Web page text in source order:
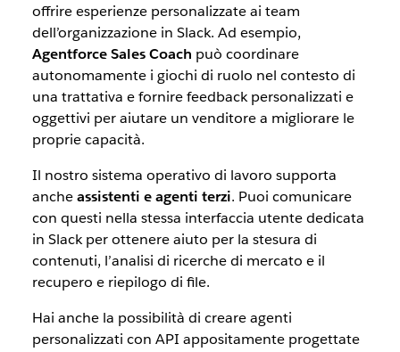
offrire esperienze personalizzate ai team
dell’organizzazione in Slack. Ad esempio,
Agentforce Sales Coach può coordinare
autonomamente i giochi di ruolo nel contesto di
una trattativa e fornire feedback personalizzati e
oggettivi per aiutare un venditore a migliorare le
proprie capacità.
Il nostro sistema operativo di lavoro supporta
ancheassistenti e agenti terzi. Puoi comunicare
con questi nella stessa interfaccia utente dedicata
in Slack per ottenere aiuto per la stesura di
contenuti, l’analisi di ricerche di mercato e il
recupero e riepilogo di file.
Hai anche la possibilità di creare agenti
personalizzati con API appositamente progettate